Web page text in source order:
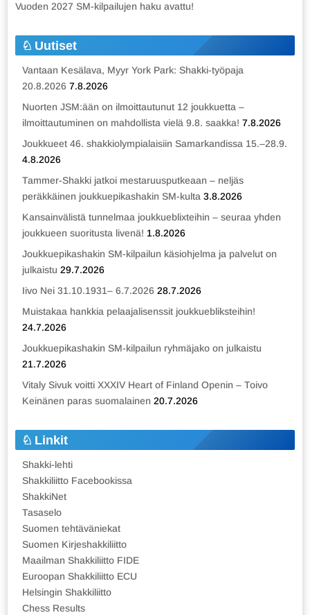
Vuoden 2027 SM-kilpailujen haku avattu!
Uutiset
Vantaan Kesälava, Myyr York Park: Shakki-työpaja
20.8.2026 7.8.2026
Nuorten JSM:ään on ilmoittautunut 12 joukkuetta –
ilmoittautuminen on mahdollista vielä 9.8. saakka! 7.8.2026
Joukkueet 46. shakkiolympialaisiin Samarkandissa 15.–28.9.
4.8.2026
Tammer-Shakki jatkoi mestaruusputkeaan – neljäs
peräkkäinen joukkuepikashakin SM-kulta 3.8.2026
Kansainvälistä tunnelmaa joukkueblixteihin – seuraa yhden
joukkueen suoritusta livenä! 1.8.2026
Joukkuepikashakin SM-kilpailun käsiohjelma ja palvelut on
julkaistu 29.7.2026
Iivo Nei 31.10.1931– 6.7.2026 28.7.2026
Muistakaa hankkia pelaajalisenssit joukkuebliksteihin!
24.7.2026
Joukkuepikashakin SM-kilpailun ryhmäjako on julkaistu
21.7.2026
Vitaly Sivuk voitti XXXIV Heart of Finland Openin – Toivo
Keinänen paras suomalainen 20.7.2026
Linkit
Shakki-lehti
Shakkiliitto Facebookissa
ShakkiNet
Tasaselo
Suomen tehtäväniekat
Suomen Kirjeshakkiliitto
Maailman Shakkiliitto FIDE
Euroopan Shakkiliitto ECU
Helsingin Shakkiliitto
Chess Results